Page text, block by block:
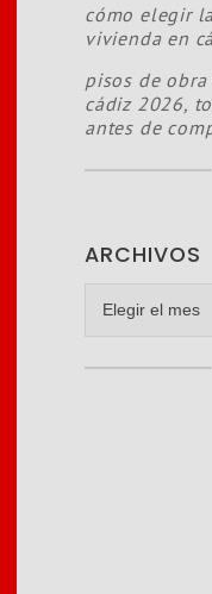
cómo elegir
vivienda en
pisos de
cádiz 2026,
antes de
ARCHIVOS